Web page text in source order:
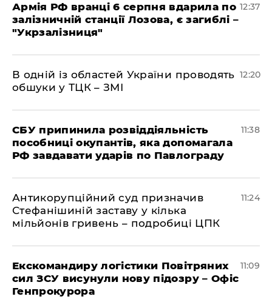
Армія РФ вранці 6 серпня вдарила по
залізничній станції Лозова, є загиблі –
"Укрзалізниця"
12:37
В одній із областей України проводять
обшуки у ТЦК – ЗМІ
12:20
СБУ припинила розвіддіяльність
пособниці окупантів, яка допомагала
РФ завдавати ударів по Павлограду
11:38
Антикорупційний суд призначив
Стефанішиній заставу у кілька
мільйонів гривень – подробиці ЦПК
11:24
Екскомандиру логістики Повітряних
сил ЗСУ висунули нову підозру – Офіс
Генпрокурора
11:09